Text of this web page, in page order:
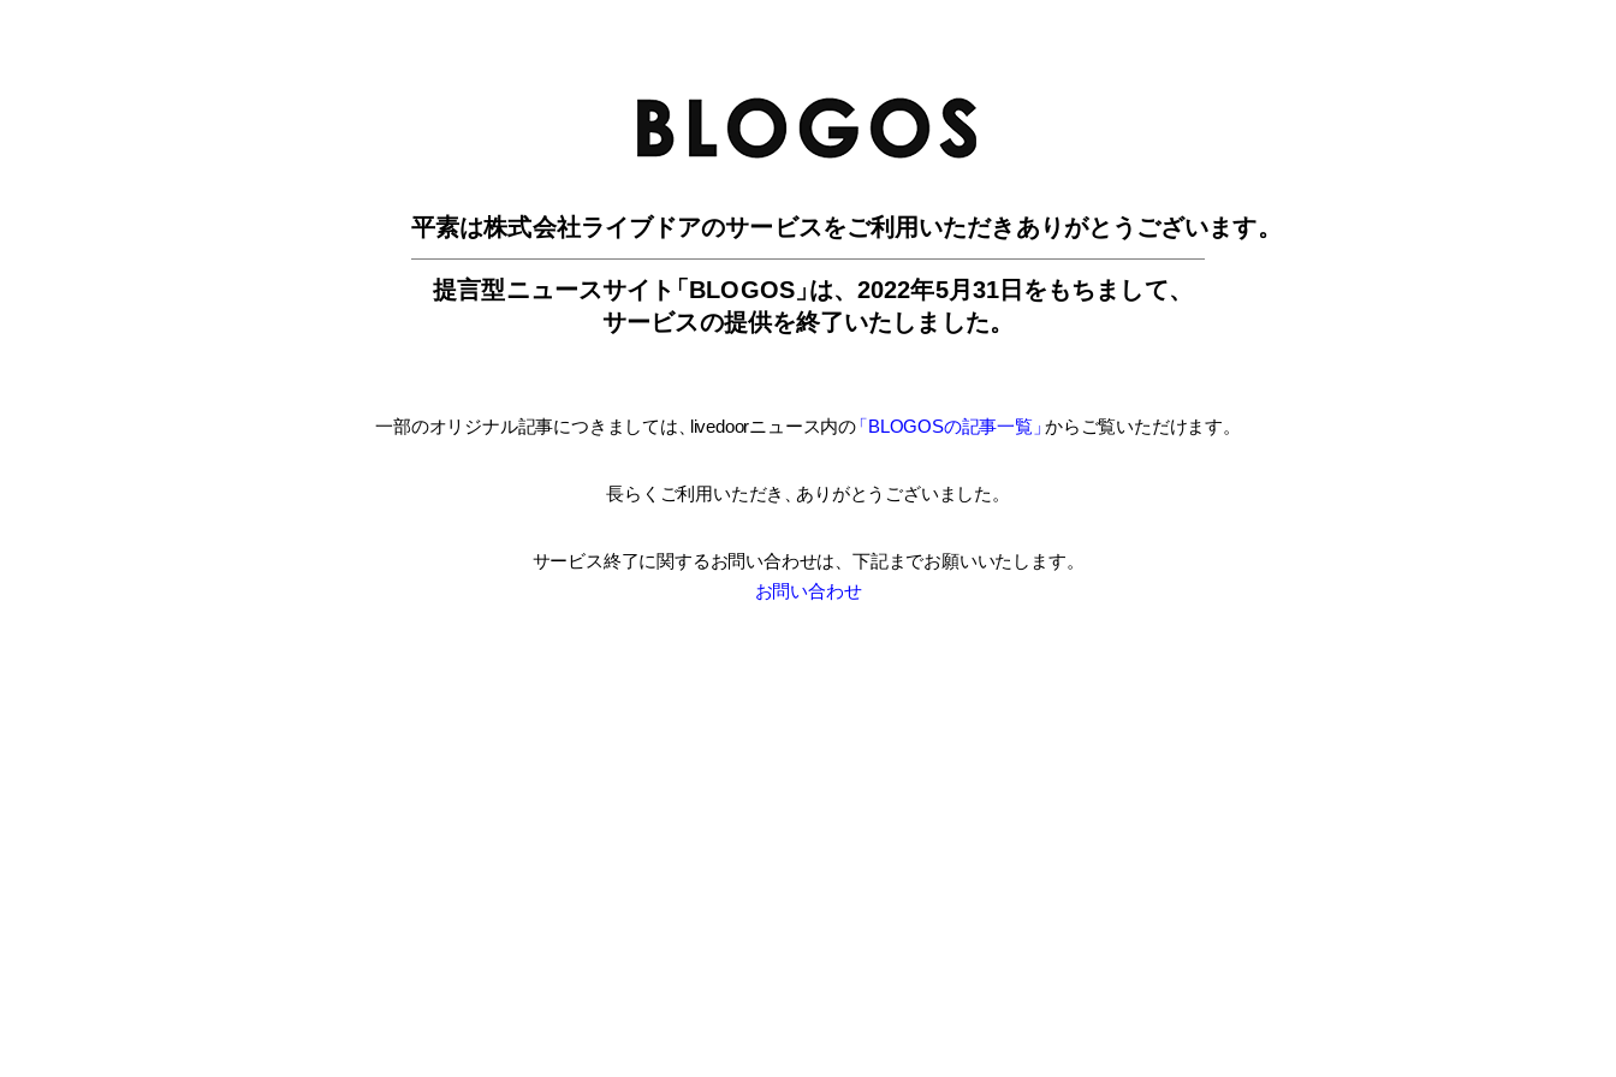
平素は株式会社ライブドアのサービスをご利用いただきありがとうございます。
提言型ニュースサイ ト「BLOGOS」は、2022年5月31日をもちまして、
サービスの提供を終了いたしました。
一部のオリジナル記事につきましては livedoorニュース内の「BLOGOSの記事一覧」 からご覧いただけます。
長らくご利用いただき ありがとうございました。
サービス終了に関するお問い合わせは、 下記までお願いいたします。
お問い合わせ